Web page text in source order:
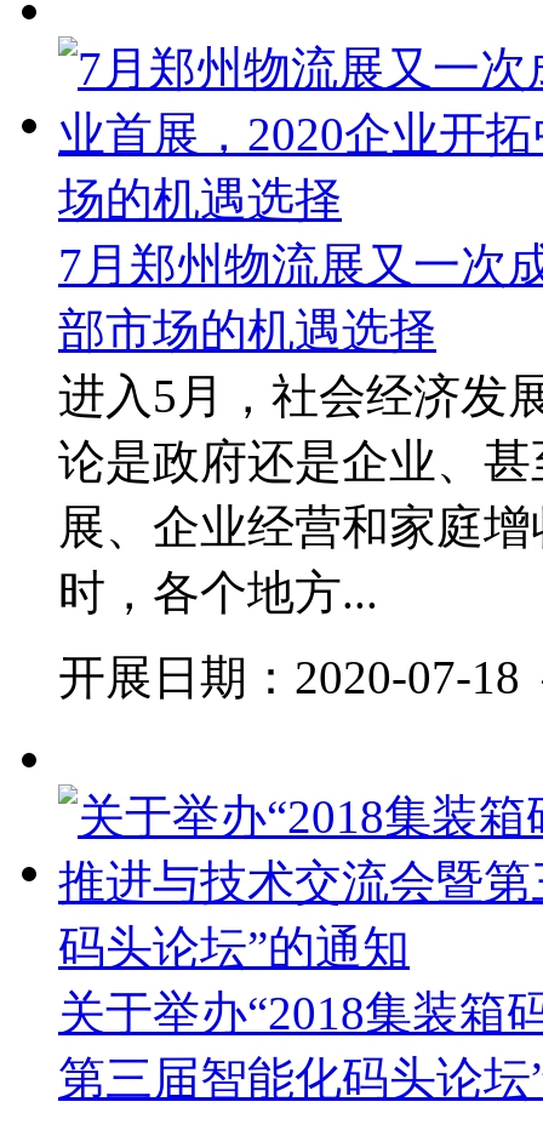
7月郑州物流展又一次
部市场的机遇选择
进入5月，社会经济发
论是政府还是企业、
展、企业经营和家庭
时，各个地方...
开展日期：2020-07-18
关于举办“2018集装箱
第三届智能化码头论坛